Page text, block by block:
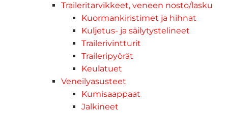
Traileritarvikkeet, veneen nosto/lasku
Kuormankiristimet ja hihnat
Kuljetus- ja säilytystelineet
Trailerivintturit
Traileripyörät
Keulatuet
Veneilyasusteet
Kumisaappaat
Jalkineet